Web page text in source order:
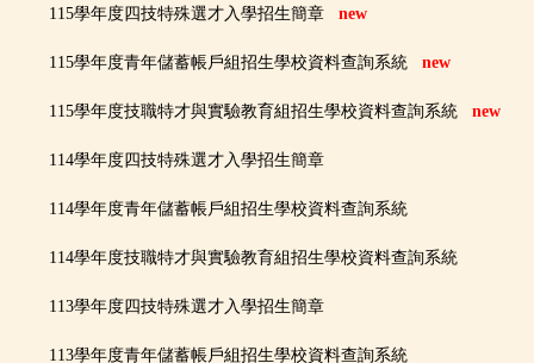
四技特殊選才入學
本校招生名額及條件查詢
招生簡章
招生重要日程表
115學年度四技特殊選才入學招生簡章 new
115學年度青年儲蓄帳戶組招生學校資料查詢系統 new
115學年度技職特才與實驗教育組招生學校資料查詢系統 new
114學年度四技特殊選才入學招生簡章
114學年度青年儲蓄帳戶組招生學校資料查詢系統
114學年度技職特才與實驗教育組招生學校資料查詢系統
113學年度四技特殊選才入學招生簡章
113學年度青年儲蓄帳戶組招生學校資料查詢系統